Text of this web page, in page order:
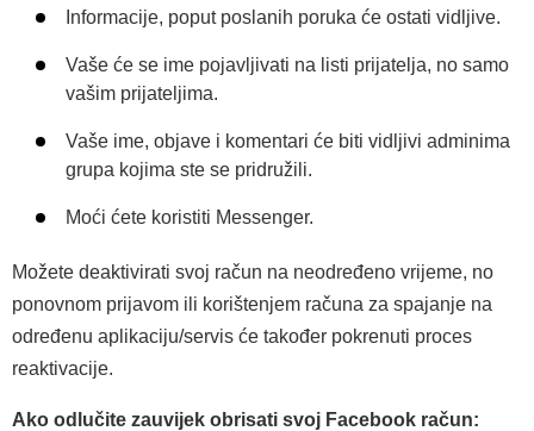
Informacije, poput poslanih poruka će ostati vidljive.
Vaše će se ime pojavljivati na listi prijatelja, no samo
vašim prijateljima.
Vaše ime, objave i komentari će biti vidljivi adminima
grupa kojima ste se pridružili.
Moći ćete koristiti Messenger.
Možete deaktivirati svoj račun na neodređeno vrijeme, no
ponovnom prijavom ili korištenjem računa za spajanje na
određenu aplikaciju/servis će također pokrenuti proces
reaktivacije.
Ako odlučite zauvijek obrisati svoj Facebook račun: